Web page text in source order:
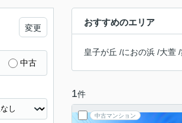
おすすめのエリア
皇子が丘 /におの浜 /大萱 /
1件
中古マンション
変更
中古